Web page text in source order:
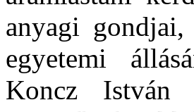
anyagi gondjai,
egyetemi
Koncz István